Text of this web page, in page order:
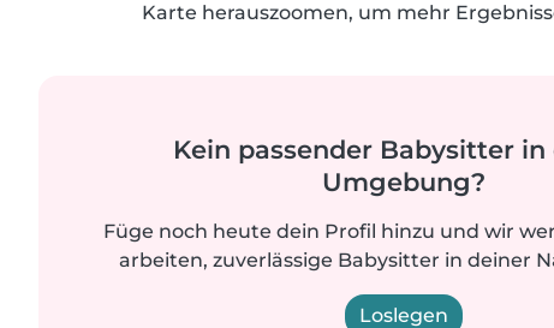
Karte herauszoomen, um mehr
Kein passender Babysitter in
Umgebung?
Füge noch heute dein Profil hinzu und wir
arbeiten, zuverlässige Babysitter in deiner
Loslegen